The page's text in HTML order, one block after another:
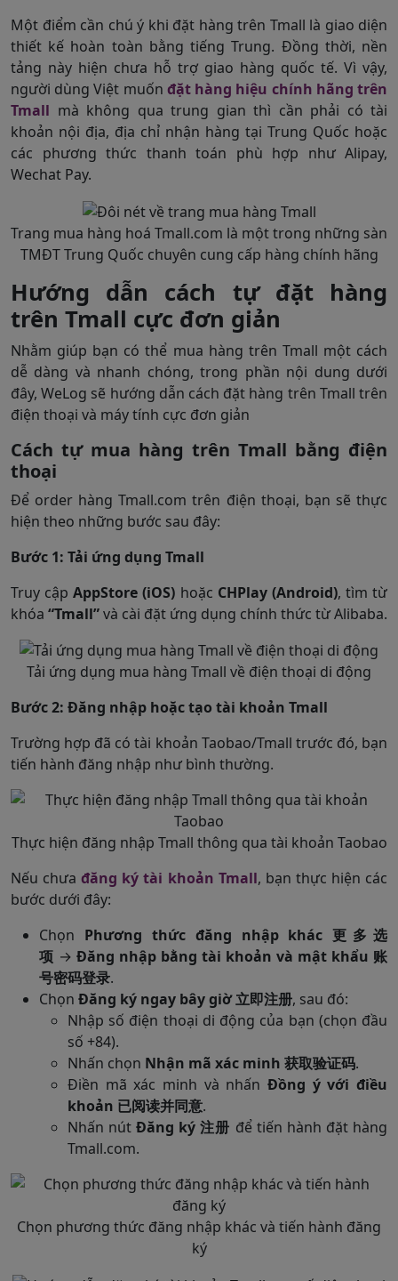
Một điểm cần chú ý khi đặt hàng trên Tmall là giao diện
thiết kế hoàn toàn bằng tiếng Trung. Đồng thời, nền
tảng này hiện chưa hỗ trợ giao hàng quốc tế. Vì vậy,
người dùng Việt muốn đặt hàng hiệu chính hãng trên
Tmall mà không qua trung gian thì cần phải có tài
khoản nội địa, địa chỉ nhận hàng tại Trung Quốc hoặc
các phương thức thanh toán phù hợp như Alipay,
Wechat Pay.
Trang mua hàng hoá Tmall.com là một trong những sàn
TMĐT Trung Quốc chuyên cung cấp hàng chính hãng
Hướng dẫn cách tự đặt hàng
trên Tmall cực đơn giản
Nhằm giúp bạn có thể mua hàng trên Tmall một cách
dễ dàng và nhanh chóng, trong phần nội dung dưới
đây, WeLog sẽ hướng dẫn cách đặt hàng trên Tmall​ trên
điện thoại và máy tính cực đơn giản
Cách tự mua hàng trên Tmall bằng điện
thoại
Để order hàng Tmall.com trên điện thoại, bạn sẽ thực
hiện theo những bước sau đây:
Bước 1: Tải ứng dụng Tmall
Truy cậpAppStore (iOS) hoặc CHPlay (Android), tìm từ
khóa “Tmall”và cài đặt ứng dụng chính thức từ Alibaba.
Tải ứng dụng mua hàng Tmall về điện thoại di động
Bước 2: Đăng nhập hoặc tạo tài khoản Tmall
Trường hợp đã có tài khoản Taobao/Tmall trước đó, bạn
tiến hành đăng nhập như bình thường.
Thực hiện đăng nhập Tmall thông qua tài khoản Taobao
Nếu chưađăng ký tài khoản Tmall, bạn thực hiện các
bước dưới đây:
Chọn Phương thức đăng nhập khác 更多选
项 → Đăng nhập bằng tài khoản và mật khẩu 账
号密码登录.
Chọn Đăng ký ngay bây giờ 立即注册, sau đó:
Nhập số điện thoại di động của bạn (chọn đầu
số +84).
Nhấn chọn Nhận mã xác minh 获取验证码.
Điền mã xác minh và nhấn Đồng ý với điều
khoản 已阅读并同意.
Nhấn nútĐăng ký 注册 để tiến hành đặt hàng
Tmall.com.
Chọn phương thức đăng nhập khác và tiến hành đăng
ký